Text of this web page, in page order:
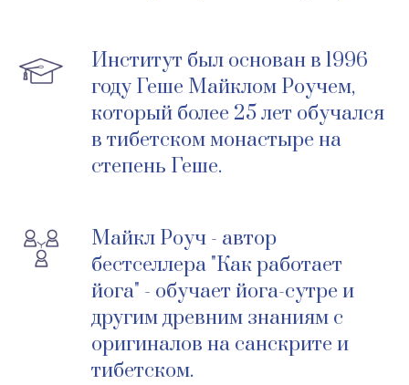
Институт был основан в 1996
году Геше Майклом Роучем,
который более 25 лет обучался
в тибетском монастыре на
степень Геше.
Майкл Роуч - автор
бестселлера "Как работает
йога" - обучает йога-сутре и
другим древним знаниям с
оригиналов на санскрите и
тибетском.